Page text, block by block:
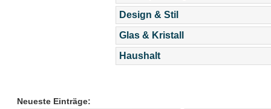
Design & Stil
Glas & Kristall
Haushalt
Neueste Einträge: